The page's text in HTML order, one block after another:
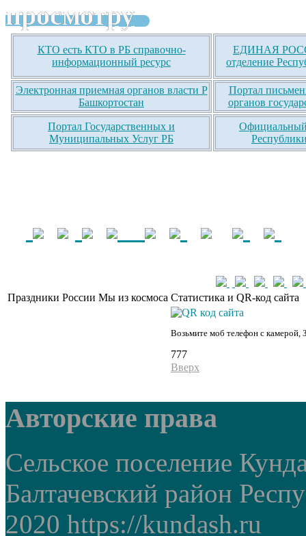
просмотру
КТО есть КТО в РБ справочно-
информационный ресурс
ЕДИНАЯ
отделение
Электронная приемная органов власти Р
Башкортостан
Портал
органов
Портал Государственных и
Муниципальных Услуг РБ
Официальный
Праздники России Мы из космоса Статистика и QR-код сайта
Возьмите моб телефон с камерой,
777
Вверх
Авторские права
Сельское поселение
Балтачевский район
2020 https://kundash.ru